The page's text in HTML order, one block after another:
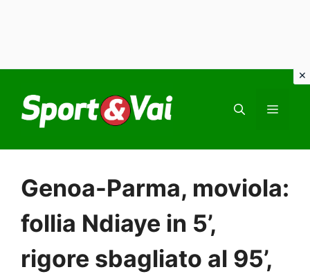
contenuto
Genoa-Parma, moviola:
follia Ndiaye in 5’,
rigore sbagliato al 95’,